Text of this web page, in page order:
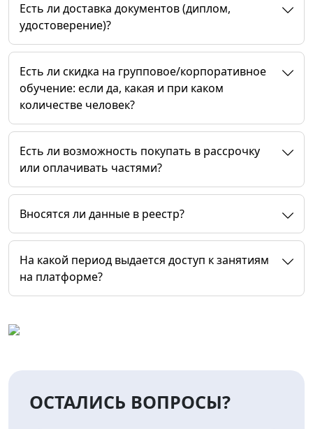
Есть ли доставка документов (диплом,
удостоверение)?
Есть ли скидка на групповое/корпоративное
обучение: если да, какая и при каком
количестве человек?
Есть ли возможность покупать в рассрочку
или оплачивать частями?
Вносятся ли данные в реестр?
На какой период выдается доступ к занятиям
на платформе?
ОСТАЛИСЬ ВОПРОСЫ?